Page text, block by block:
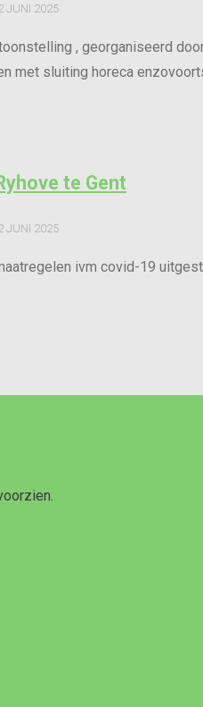
JUNI 2025
, georganiseerd
met sluiting horeca
te Gent
JUNI 2025
ivm covid-19